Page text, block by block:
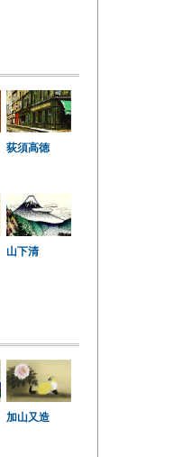
荻須高徳
山下清
加山又造